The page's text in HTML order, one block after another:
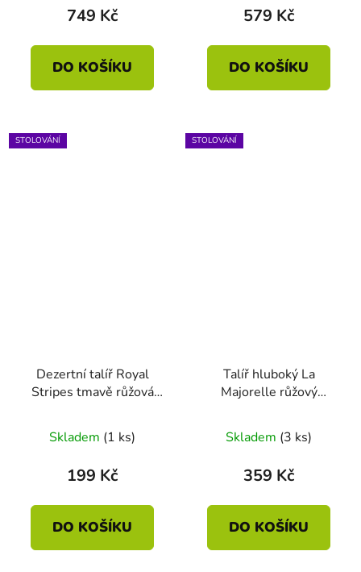
749 Kč
DO KOŠÍKU
579 Kč
DO KOŠÍKU
STOLOVÁNÍ
Dezertní talíř Royal
Stripes tmavě růžová
Skladem (1 ks)
199 Kč
DO KOŠÍKU
STOLOVÁNÍ
Talíř hluboký La
Majorelle růžový
Skladem (3 ks)
359 Kč
DO KOŠÍKU